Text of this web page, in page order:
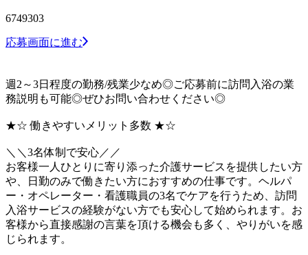
6749303
応募画面に進む
週2～3日程度の勤務/残業少なめ◎ご応募前に訪問入浴の業
務説明も可能◎ぜひお問い合わせください◎
★☆ 働きやすいメリット多数 ★☆
＼＼3名体制で安心／／
お客様一人ひとりに寄り添った介護サービスを提供したい方
や、日勤のみで働きたい方におすすめの仕事です。ヘルパ
ー・オペレーター・看護職員の3名でケアを行うため、訪問
入浴サービスの経験がない方でも安心して始められます。お
客様から直接感謝の言葉を頂ける機会も多く、やりがいを感
じられます。